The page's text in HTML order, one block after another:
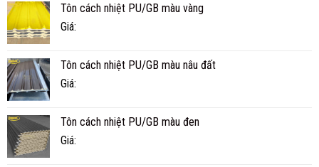
BAO
Tôn cách nhiệt PU/GB màu vàng
Giá:
Tôn cách nhiệt PU/GB màu nâu đất
Giá:
Tôn cách nhiệt PU/GB màu đen
Giá: